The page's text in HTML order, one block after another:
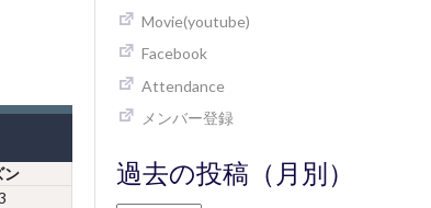
ン
Movie(youtube)
Facebook
Attendance
メンバー登録
過去の投稿（月別）